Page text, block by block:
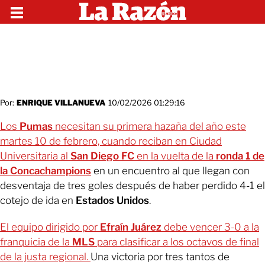
Por: ENRIQUE VILLANUEVA 10/02/2026 01:29:16
Los Pumas necesitan su primera hazaña del año este
martes 10 de febrero, cuando reciban en Ciudad
Universitaria al San Diego FC en la vuelta de la ronda 1 de
la Concachampions en un encuentro al que llegan con
desventaja de tres goles después de haber perdido 4-1 el
cotejo de ida en Estados Unidos.
El equipo dirigido por Efraín Juárez debe vencer 3-0 a la
franquicia de la MLS para clasificar a los octavos de final
de la justa regional. Una victoria por tres tantos de